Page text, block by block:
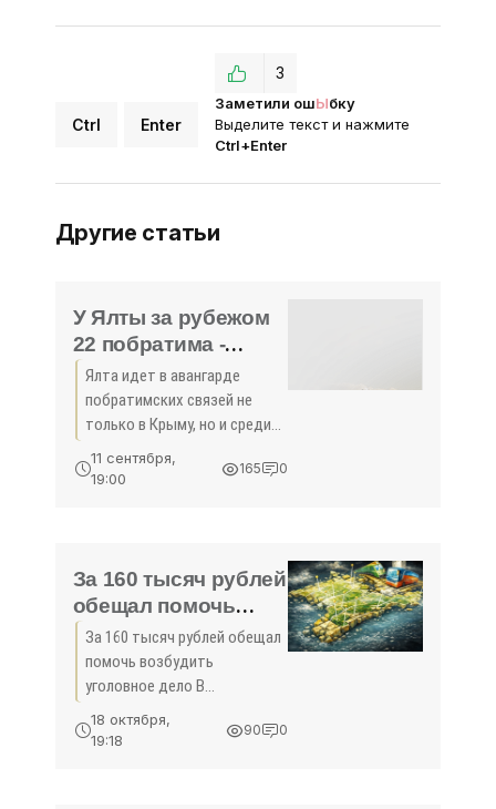
Ctrl Enter
Заметили ошЫбку
Выделите текст и нажмите
Ctrl+Enter
3
Другие статьи
У Ялты за рубежом
22 побратима -
«Новости Крыма»
Ялта идет в авангарде
побратимских связей не
только в Крыму, но и среди
многих регионов России. Об
этом в ходе встречи в
породнения
11 сентября,
19:00
165 0
За 160 тысяч рублей
обещал помочь
возбудить
уголовное дело -
«Происшествия»
За 160 тысяч рублей обещал
помочь возбудить
уголовное дело В
Севастополе инспектор
ГИБДД задержан по
18 октября,
19:18
90 0